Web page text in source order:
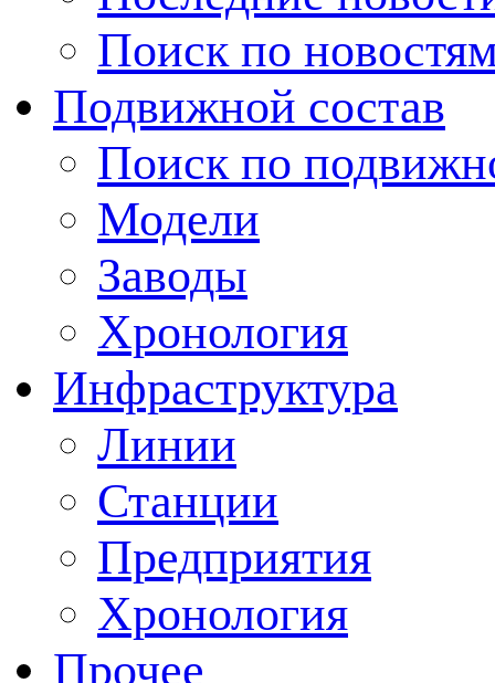
Поиск по
Подвижной состав
Поиск по
Модели
Заводы
Хронология
Инфраструктура
Линии
Станции
Предприятия
Хронология
Прочее